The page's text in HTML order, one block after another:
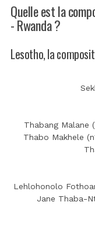
Quelle est la
- Rwanda ?
Lesotho, la
Thabang Malane
Thabo Makhele
Lehlohonolo
Jane Thaba-